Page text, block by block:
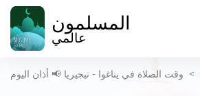
المسلمون
عالمي
> وقت الصلاة في يناغوا - نيجيريا 📢 أذان اليوم